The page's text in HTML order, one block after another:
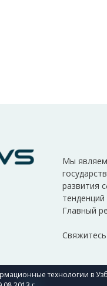
Мы
развития
Главный
технологии в